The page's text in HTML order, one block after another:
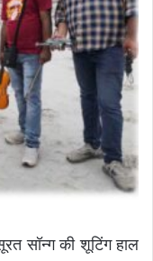
सॉन्ग की शूटिंग हाल